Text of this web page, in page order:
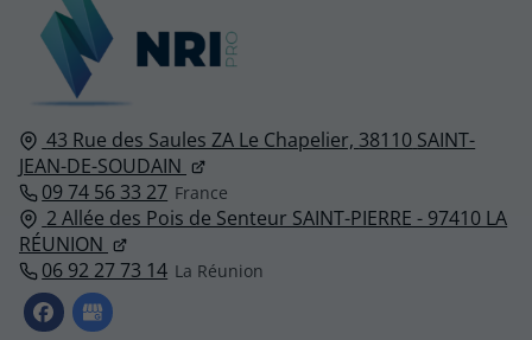
43 Rue des Saules ZA Le Chapelier, 38110 SAINT-
JEAN-DE-SOUDAIN
09 74 56 33 27
2 Allée des Pois de Senteur SAINT-PIERRE - 97410 LA
RÉUNION
06 92 27 73 14